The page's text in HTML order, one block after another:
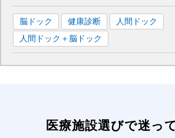
脳ドック 健康診断
人間ドック
人間ドック＋脳ドック
医療施設選びで迷っ